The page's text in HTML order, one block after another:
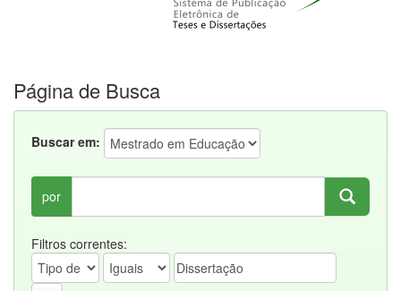
Página de Busca
Buscar em:
por
Filtros correntes: